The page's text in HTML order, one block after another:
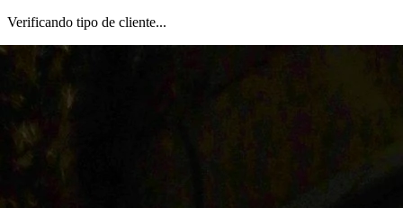
Verificando tipo de cliente...